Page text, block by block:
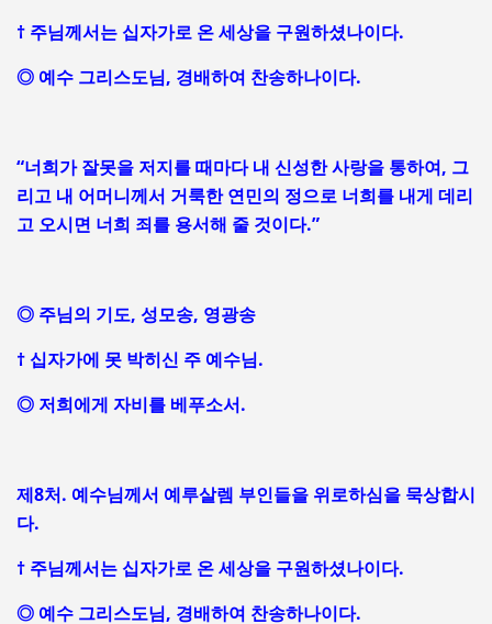
† 주님께서는 십자가로 온 세상을 구원하셨나이다.
◎ 예수 그리스도님, 경배하여 찬송하나이다.
“너희가 잘못을 저지를 때마다 내 신성한 사랑을 통하여, 그
리고 내 어머니께서 거룩한 연민의 정으로 너희를 내게 데리
고 오시면 너희 죄를 용서해 줄 것이다.”
◎ 주님의 기도, 성모송, 영광송
† 십자가에 못 박히신 주 예수님.
◎ 저희에게 자비를 베푸소서.
제8처. 예수님께서 예루살렘 부인들을 위로하심을 묵상합시
다.
† 주님께서는 십자가로 온 세상을 구원하셨나이다.
◎ 예수 그리스도님, 경배하여 찬송하나이다.